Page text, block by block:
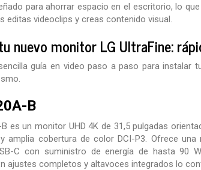
para ahorrar espacio en el escritorio, lo
editas videoclips y creas contenido visual.
nuevo monitor LG UltraFine:
guía en video paso a paso para instalar
B
B es un monitor UHD 4K de 31,5 pulgadas
amplia cobertura de color DCI-P3. Ofrece
C con suministro de energía de hasta 90
ajustes completos y altavoces integrados lo